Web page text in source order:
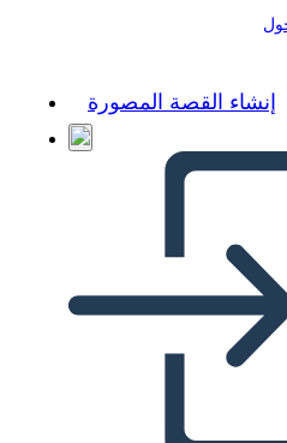
إنشاء القصة المصورة